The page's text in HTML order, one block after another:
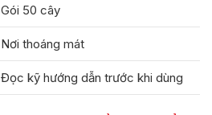
Gói 50 cây
Nơi thoáng mát
Đọc kỹ hướng dẫn trước khi dùng